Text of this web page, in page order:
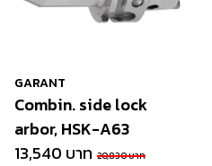
GARANT
Combin. side lock
arbor, HSK-A63
13,540 บาท 20,830 บาท